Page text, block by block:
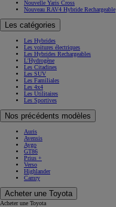
Nouvelle Yaris Cross
Nouveau RAV4 Hybride Rechargeable
Les catégories
Les Hybrides
Les voitures électriques
Les Hybrides Rechargeables
L'Hydrogène
Les Citadines
Les SUV
Les Familiales
Les 4x4
Les Utilitaires
Les Sportives
Nos précédents modèles
Auris
Avensis
Aygo
GT86
Prius +
Verso
Highlander
Camry
Acheter une Toyota
Acheter une Toyota